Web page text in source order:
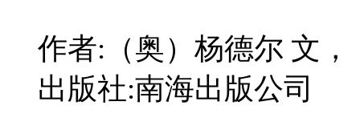
作者:（奥）杨德尔 文
出版社:南海出版公司